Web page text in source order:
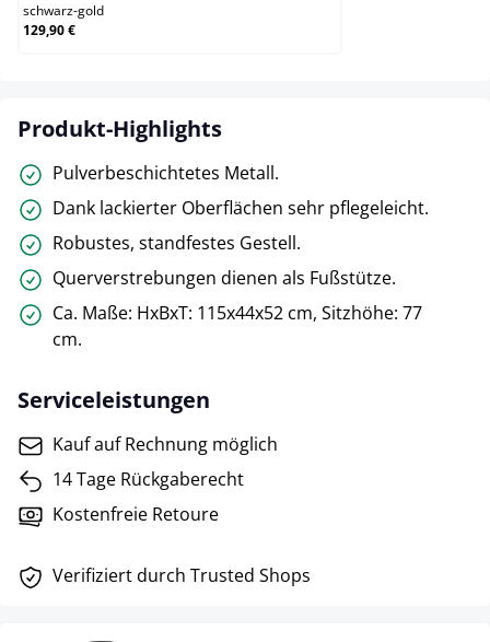
schwarz-gold
129,90 €
Produkt-Highlights
Pulverbeschichtetes Metall.
Dank lackierter Oberflächen sehr pflegeleicht.
Robustes, standfestes Gestell.
Querverstrebungen dienen als Fußstütze.
Ca. Maße: HxBxT: 115x44x52 cm, Sitzhöhe: 77
cm.
Serviceleistungen
Kauf auf Rechnung möglich
14 Tage Rückgaberecht
Kostenfreie Retoure
Verifiziert durch Trusted Shops